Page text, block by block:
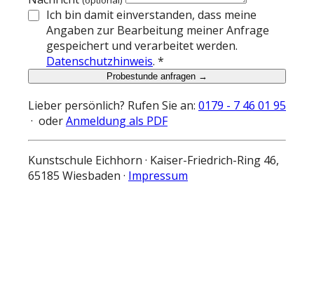
Ich bin damit einverstanden, dass meine
Angaben zur Bearbeitung meiner Anfrage
gespeichert und verarbeitet werden.
Datenschutzhinweis. *
Probestunde anfragen →
Lieber persönlich? Rufen Sie an: 0179 - 7 46 01 95
· oderAnmeldung als PDF
Kunstschule Eichhorn · Kaiser-Friedrich-Ring 46,
65185 Wiesbaden · Impressum